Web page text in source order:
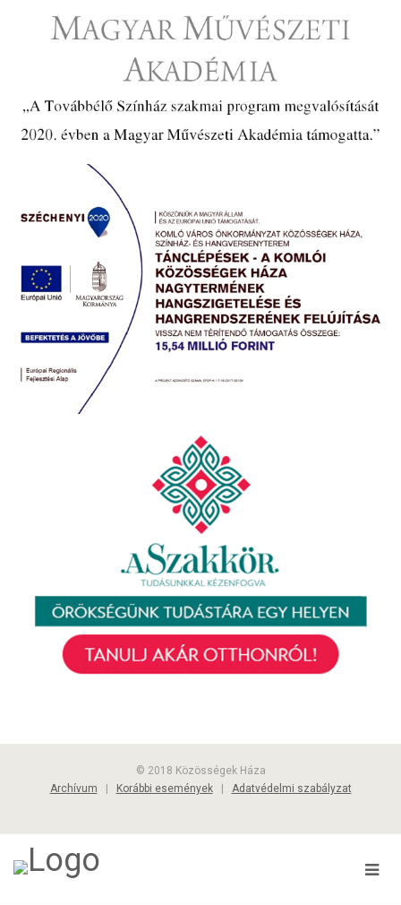
© 2018 Közösségek Háza
Archívum
Korábbi események| Adatvédelmi szabályzat